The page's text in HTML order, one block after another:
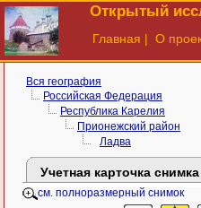
Открытый
Главная | О
Вся география
Российская Федерация
Республика Карелия
Прионежский район
Ладва
Учетная карточка снимка
см. полноразмерный снимок